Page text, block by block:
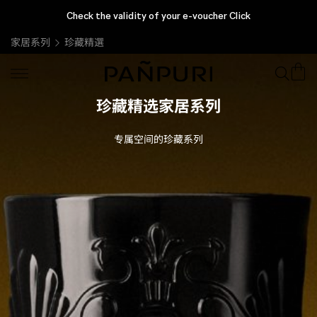
Check the validity of your e-voucher Click
家居系列
珍藏精選
珍藏精选家居系列
专属空间的珍藏系列